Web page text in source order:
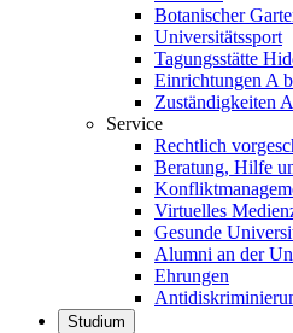
Botanischer
Universitätssport
Tagungsstätte
Einrichtungen A
Zuständigkeiten
Service
Rechtlich
Beratung, Hilfe
Virtuelles
Gesunde
Alumni an der
Ehrungen
Studium